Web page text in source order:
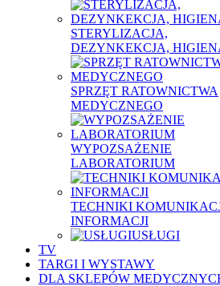
STERYLIZACJA,
DEZYNKEKCJA,
SPRZĘT RATOWNICTWA
MEDYCZNEGO
WYPOZSAŻENIE
LABORATORIUM
TECHNIKI
INFORMACJI
USŁUGI
TV
TARGI I WYSTAWY
DLA SKLEPÓW